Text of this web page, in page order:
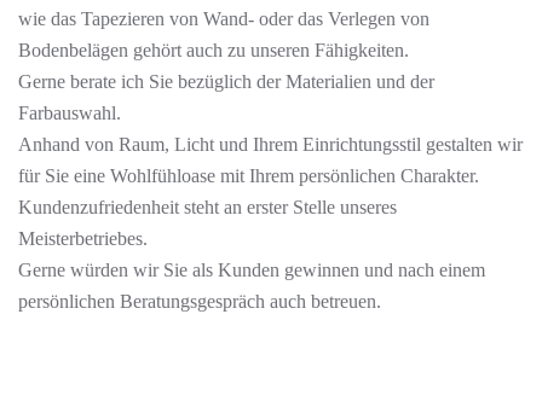
wie das Tapezieren von Wand- oder das Verlegen von
Bodenbelägen gehört auch zu unseren Fähigkeiten.
Gerne berate ich Sie bezüglich der Materialien und der
Farbauswahl.
Anhand von Raum, Licht und Ihrem Einrichtungsstil gestalten wir
für Sie eine Wohlfühloase mit Ihrem persönlichen Charakter.
Kundenzufriedenheit steht an erster Stelle unseres
Meisterbetriebes.
Gerne würden wir Sie als Kunden gewinnen und nach einem
persönlichen Beratungsgespräch auch betreuen.